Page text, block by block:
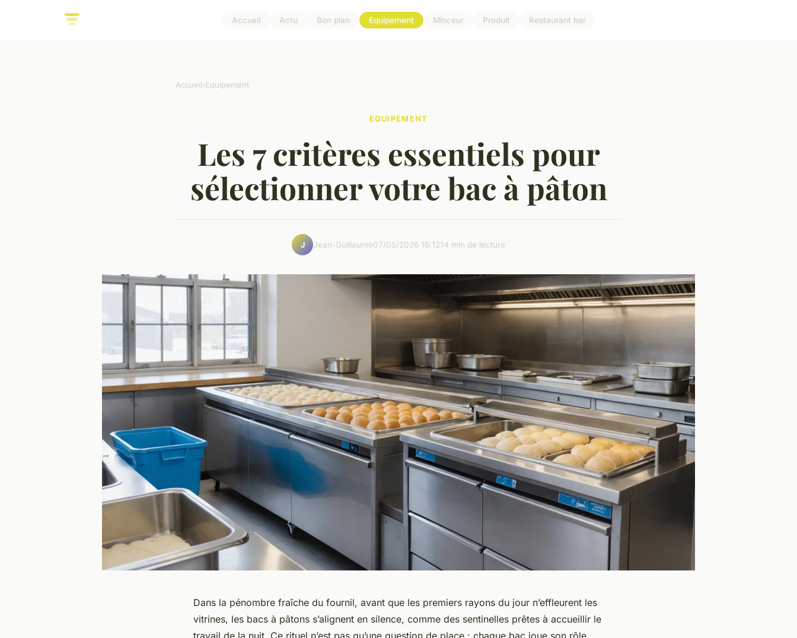
Accueil Actu Bon plan Equipement Minceur Produit Restaurant bar
Accueil›Equipement
EQUIPEMENT
Les 7 critères essentiels pour
sélectionner votre bac à pâton
J Jean-Guillaume07/05/2026 16:1214 min de lecture
Dans la pénombre fraîche du fournil, avant que les premiers rayons du jour n’effleurent les
vitrines, les bacs à pâtons s’alignent en silence, comme des sentinelles prêtes à accueillir le